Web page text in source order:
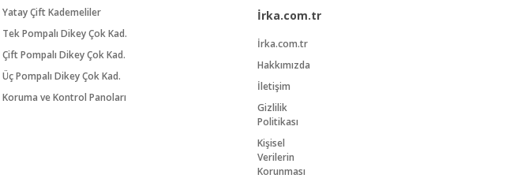
Yatay Çift Kademeliler
Tek Pompalı Dikey Çok Kad.
Çift Pompalı Dikey Çok Kad.
Üç Pompalı Dikey Çok Kad.
Koruma ve Kontrol Panoları
İrka.com.tr
İrka.com.tr
Hakkımızda
İletişim
Gizlilik
Politikası
Kişisel
Verilerin
Korunması